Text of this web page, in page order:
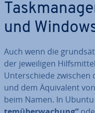
und
Auch wenn die
der je­wei­li­gen
Un­ter­schie­de zwischen
und dem Äqui­va­lent
beim Namen. In Ubuntu